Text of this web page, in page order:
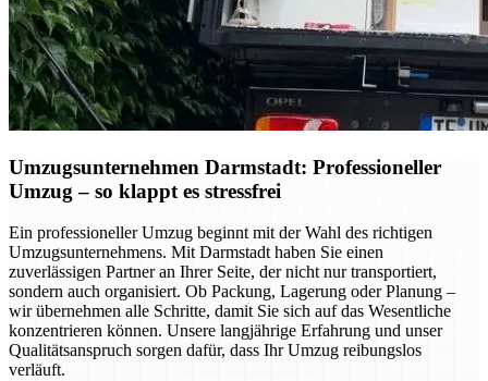
Umzugsunternehmen Darmstadt: Professioneller
Umzug – so klappt es stressfrei
Ein professioneller Umzug beginnt mit der Wahl des richtigen
Umzugsunternehmens. Mit Darmstadt haben Sie einen
zuverlässigen Partner an Ihrer Seite, der nicht nur transportiert,
sondern auch organisiert. Ob Packung, Lagerung oder Planung –
wir übernehmen alle Schritte, damit Sie sich auf das Wesentliche
konzentrieren können. Unsere langjährige Erfahrung und unser
Qualitätsanspruch sorgen dafür, dass Ihr Umzug reibungslos
verläuft.